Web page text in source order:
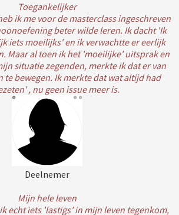
Toegankelijker
ik me voor de masterclass ingeschreven
beter wilde leren. Ik dacht 'Ik
iets moeilijks' en ik verwachtte er eerlijk
Maar al toen ik het 'moeilijke' uitsprak en
situatie zegenden, merkte ik dat er van
te bewegen. Ik merkte dat wat altijd had
, nu geen issue meer is.
Deelnemer
Mijn hele leven
echt iets 'lastigs' in mijn leven tegenkom,